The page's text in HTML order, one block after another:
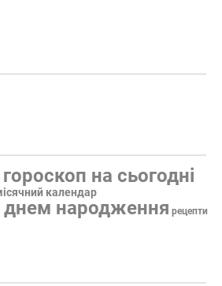
гороскоп на сьогодні
календар
днем народження рецепти